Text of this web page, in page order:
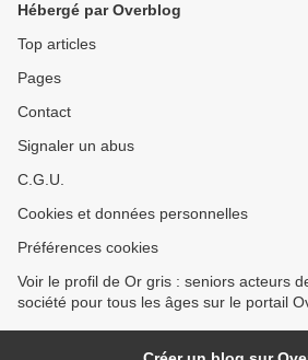
Hébergé par Overblog
Top articles
Pages
Contact
Signaler un abus
C.G.U.
Cookies et données personnelles
Préférences cookies
Voir le profil de Or gris : seniors acteurs
société pour tous les âges sur le portail